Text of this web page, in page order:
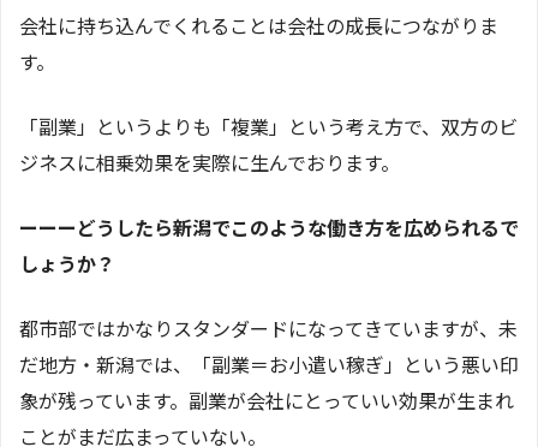
会社に持ち込んでくれることは会社の成長につながりま
す。
「副業」というよりも「複業」という考え方で、双方のビ
ジネスに相乗効果を実際に生んでおります。
ーーーどうしたら新潟でこのような働き方を広められるで
しょうか？
都市部ではかなりスタンダードになってきていますが、未
だ地方・新潟では、「副業＝お小遣い稼ぎ」という悪い印
象が残っています。副業が会社にとっていい効果が生まれ
ことがまだ広まっていない。